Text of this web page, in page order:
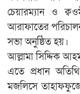
চেয়ারম্যান ও
আরাফাতের
সভা অনুষ্ঠিত হয়।
আল্লামা সিদ্দিক
এতে প্রধান
মজলিসে